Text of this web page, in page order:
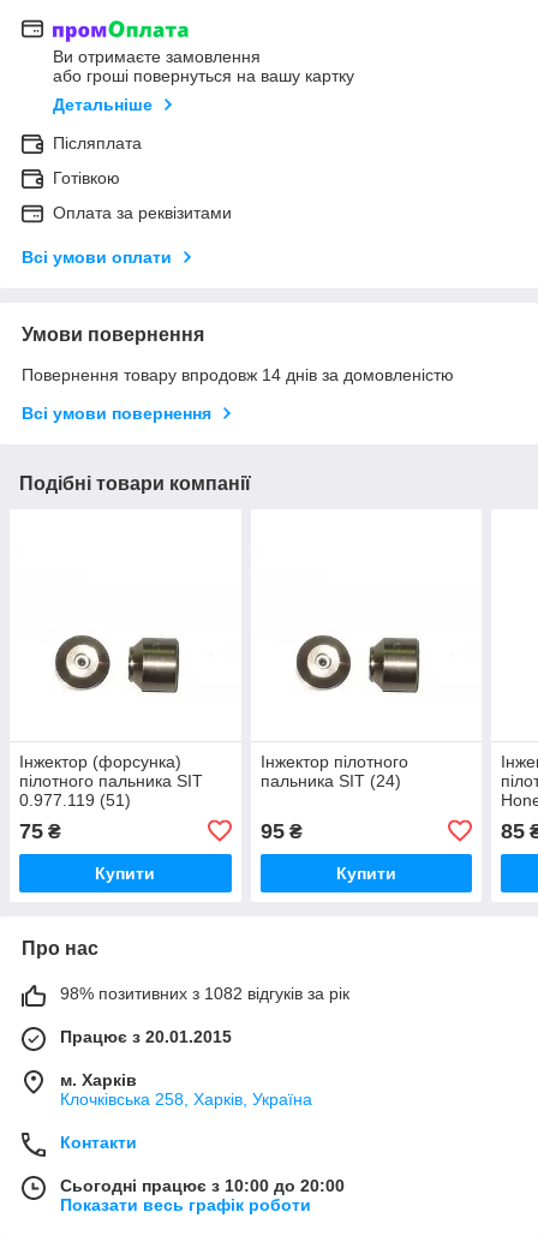
Ви отримаєте замовлення
або гроші повернуться на вашу картку
Детальніше
Післяплата
Готівкою
Оплата за реквізитами
Всі умови оплати
Умови повернення
Повернення товару впродовж 14 днів за домовленістю
Всі умови повернення
Подібні товари компанії
Інжектор (форсунка)
пілотного пальника SIT
0.977.119 (51)
75 ₴
Купити
Інжектор пілотного
пальника SIT (24)
95₴
Купити
85
Про нас
98% позитивних з 1082 відгуків за рік
Працює з 20.01.2015
м. Харків
Клочкiвська 258, Харків, Україна
Контакти
Сьогодні працює з 10:00 до 20:00
Показати весь графік роботи